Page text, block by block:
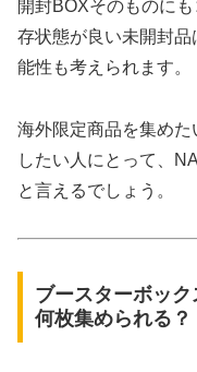
開封BOXそのものに
存状態が良い未開封
能性も考えられます。
海外限定商品を集め
したい人にとって、
と言えるでしょう。
ブースターボッ
何枚集められる？